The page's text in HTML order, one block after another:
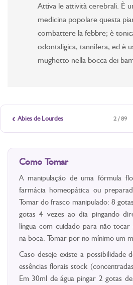
Attiva le attività cerebrali. È
medicina popolare questa
combattere la febbre; è
odontaligica, tannifera, ed è
mughetto nella bocca dei
‹ Abies de Lourdes 2 / 89
Como Tomar
A manipulação de uma fórmula
farmácia homeopática ou
Tomar do frasco manipulado: 8
gotas 4 vezes ao dia pingando
língua com cuidado para não
na boca. Tomar por no mínimo um
Caso deseje existe a possibilidade
essências florais stock
Em 30ml de água pingar 2 gotas